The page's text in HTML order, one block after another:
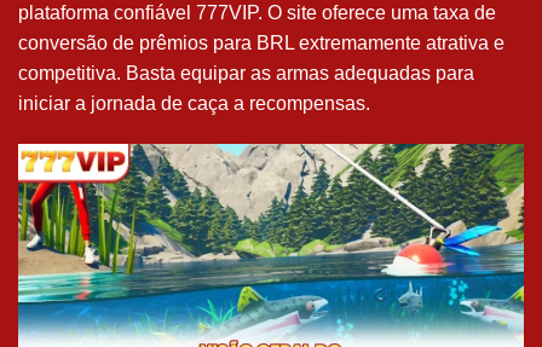
plataforma confiável 777VIP. O site oferece uma taxa de
conversão de prêmios para BRL extremamente atrativa e
competitiva. Basta equipar as armas adequadas para
iniciar a jornada de caça a recompensas.